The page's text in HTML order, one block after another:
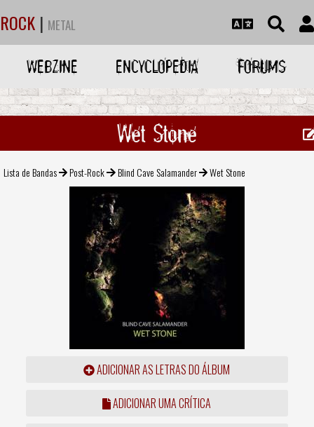
ROCK | METAL
WEBZINE ENCYCLOPEDIA FORUMS
Wet Stone
Lista de Bandas Post-Rock Blind Cave Salamander Wet Stone
ADICIONAR AS LETRAS DO ÁLBUM
ADICIONAR UMA CRÍTICA